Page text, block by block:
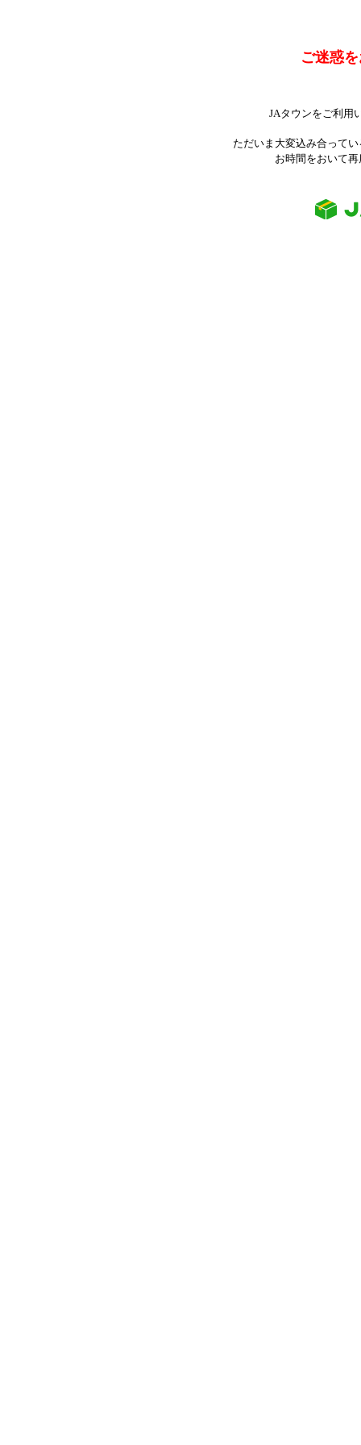
ご迷惑
JAタウンをご利用
ただいま大変込み合って
お時間をおいて